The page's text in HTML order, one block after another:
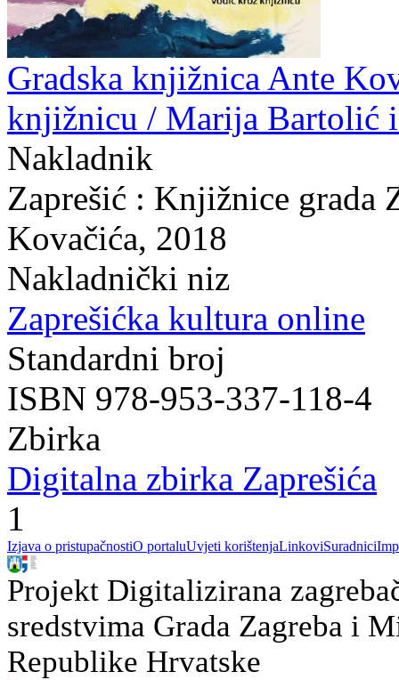
Gradska knjižnica Ante
knjižnicu / Marija Bartolić
Nakladnik
Zaprešić : Knjižnice grada
Kovačića, 2018
Nakladnički niz
Zaprešićka kultura online
Standardni broj
ISBN 978-953-337-118-4
Zbirka
Digitalna zbirka Zaprešića
1
Izjava o pristupačnostiO portaluUvjeti korištenjaLinkoviSuradnici
Projekt Digitalizirana
sredstvima Grada Zagreba i
Republike Hrvatske